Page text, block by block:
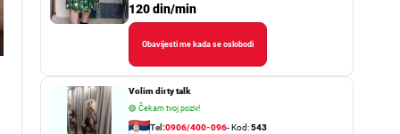
120 din/min
Obavijesti me kada se oslobodi
Volim dirty talk
🟢 Čekam tvoj poziv!
Tel:0906/400-096- Kod:543